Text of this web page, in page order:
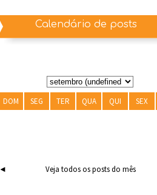
Calendário de posts
DOM SEG TER QUA QUI SEX
◄ Veja todos os posts do mês